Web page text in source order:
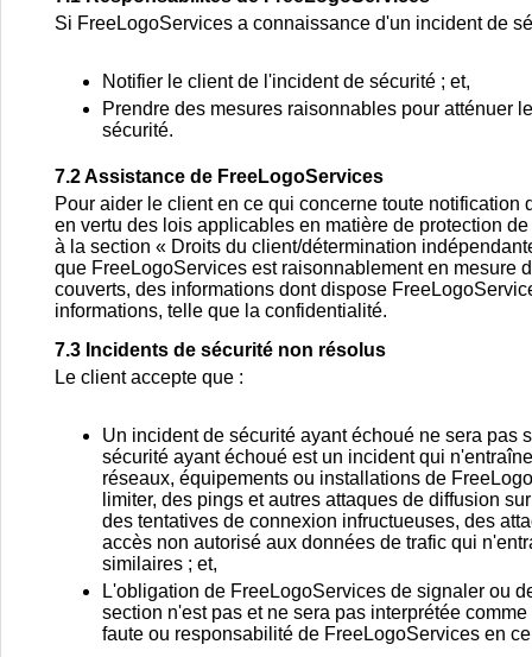
Si FreeLogoServices a connaissance d'un incident de
Notifier le client de l'incident de sécurité ; et,
Prendre des mesures raisonnables pour atténuer
sécurité.
7.2 Assistance de FreeLogoServices
Pour aider le client en ce qui concerne toute
en vertu des lois applicables en matière de protection
à la section « Droits du client/détermination
que FreeLogoServices est raisonnablement en mesure
couverts, des informations dont dispose
informations, telle que la confidentialité.
7.3 Incidents de sécurité non résolus
Le client accepte que :
Un incident de sécurité ayant échoué ne sera pas
sécurité ayant échoué est un incident qui
réseaux, équipements ou installations de
limiter, des pings et autres attaques de diffusion
des tentatives de connexion infructueuses, des
accès non autorisé aux données de trafic qui
similaires ; et,
L'obligation de FreeLogoServices de signaler ou
section n'est pas et ne sera pas interprétée
faute ou responsabilité de FreeLogoServices en